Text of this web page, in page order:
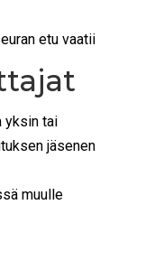
etu vaatii
yksin tai
jäsenen
muulle